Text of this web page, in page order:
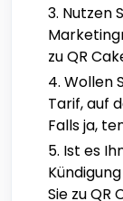
Nutzen
zu QR
Wollen
Tarif, auf
Falls ja,
Ist es
Sie zu QR